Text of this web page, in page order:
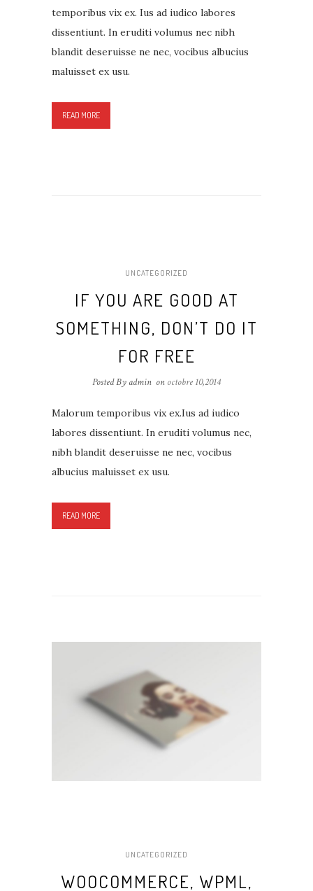
temporibus vix ex. Ius ad iudico labores
dissentiunt. In eruditi volumus nec nibh
blandit deseruisse ne nec, vocibus albucius
maluisset ex usu.
READ MORE
UNCATEGORIZED
IF YOU ARE GOOD AT
SOMETHING, DON’T DO IT
FOR FREE
Posted By admin on octobre 10,2014
Malorum temporibus vix ex.Ius ad iudico
labores dissentiunt. In eruditi volumus nec,
nibh blandit deseruisse ne nec, vocibus
albucius maluisset ex usu.
READ MORE
UNCATEGORIZED
WOOCOMMERCE, WPML,